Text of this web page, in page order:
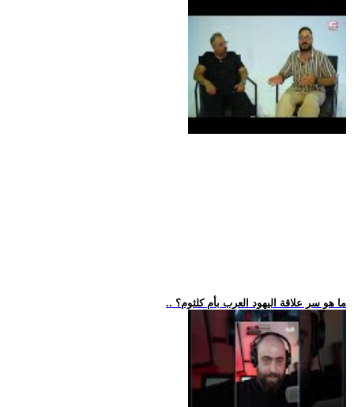
.. ما هو سر علاقة اليهود العرب بأم كلثوم؟